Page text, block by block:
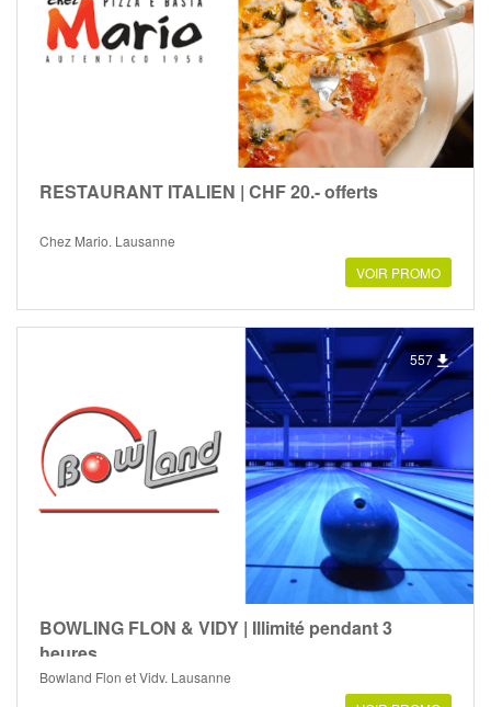
RESTAURANT ITALIEN | CHF 20.- offerts
Chez Mario, Lausanne
VOIR PROMO
557
BOWLING FLON & VIDY | Illimité pendant 3
heures
Bowland Flon et Vidy, Lausanne